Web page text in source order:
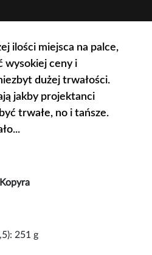
ilości miejsca na palce,
wysokiej ceny i
dużej trwałości.
jakby projektanci
trwałe, no i tańsze.
Kopyra
251 g